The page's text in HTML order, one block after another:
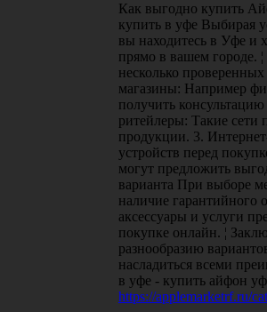
Как выгодно купить
купить в уфе Выбирая
вы находитесь в Уфе и
прямо в вашем городе.
несколько
магазины: Например
получить
ритейлеры: Такие сети
продукции. 3.
устройств перед
могут предложить
варианта При выборе
наличие гарантийного
аксессуары и услуги
покупке онлайн. ¦
разнообразию
насладиться всеми
в уфе - купить айфон
https://applemarketrf.ru/